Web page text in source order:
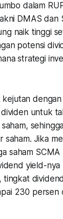
dalam
DMAS dan
naik tinggi
potensi
strategi
kejutan
untuk
saham. Jika
saham
yield-nya
tingkat
230 persen